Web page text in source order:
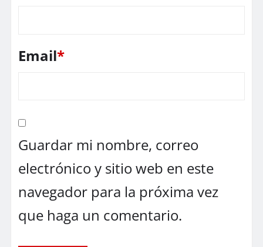
Email*
Guardar mi nombre, correo
electrónico y sitio web en este
navegador para la próxima vez
que haga un comentario.